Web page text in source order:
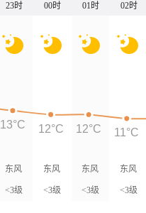
23时 00时 01时 02时
东风
<3级
东风
<3级
东风
<3级
东风
<3级
13°C 12°C 12°C 11°C